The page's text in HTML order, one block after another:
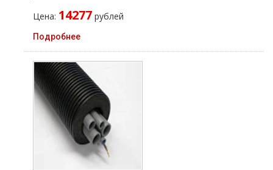
Цена: 14277 рублей
Подробнее